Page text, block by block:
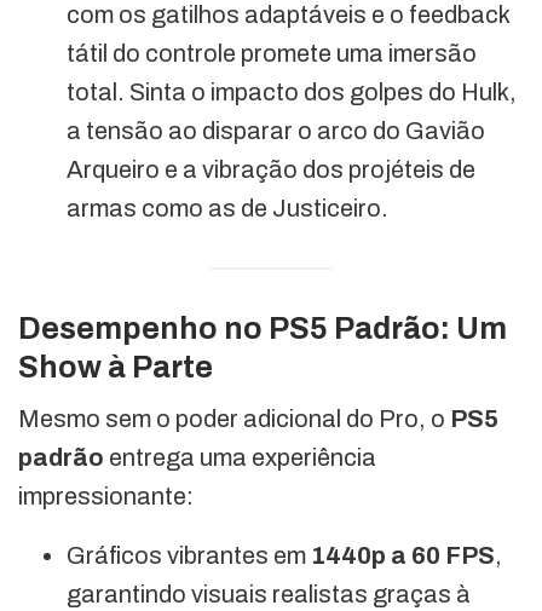
com os gatilhos adaptáveis e o feedback
tátil do controle promete uma imersão
total. Sinta o impacto dos golpes do Hulk,
a tensão ao disparar o arco do Gavião
Arqueiro e a vibração dos projéteis de
armas como as de Justiceiro.
Desempenho no PS5 Padrão: Um
Show à Parte
Mesmo sem o poder adicional do Pro, o PS5
padrão entrega uma experiência
impressionante:
Gráficos vibrantes em 1440p a 60 FPS,
garantindo visuais realistas graças à